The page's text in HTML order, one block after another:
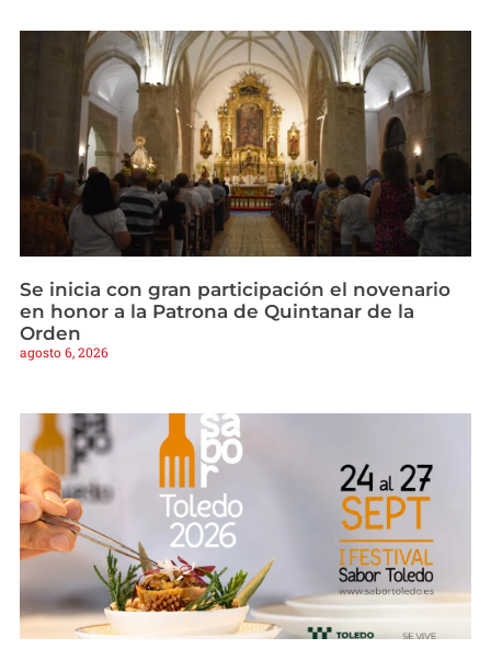
Se inicia con gran participación el novenario
en honor a la Patrona de Quintanar de la
Orden
agosto 6, 2026